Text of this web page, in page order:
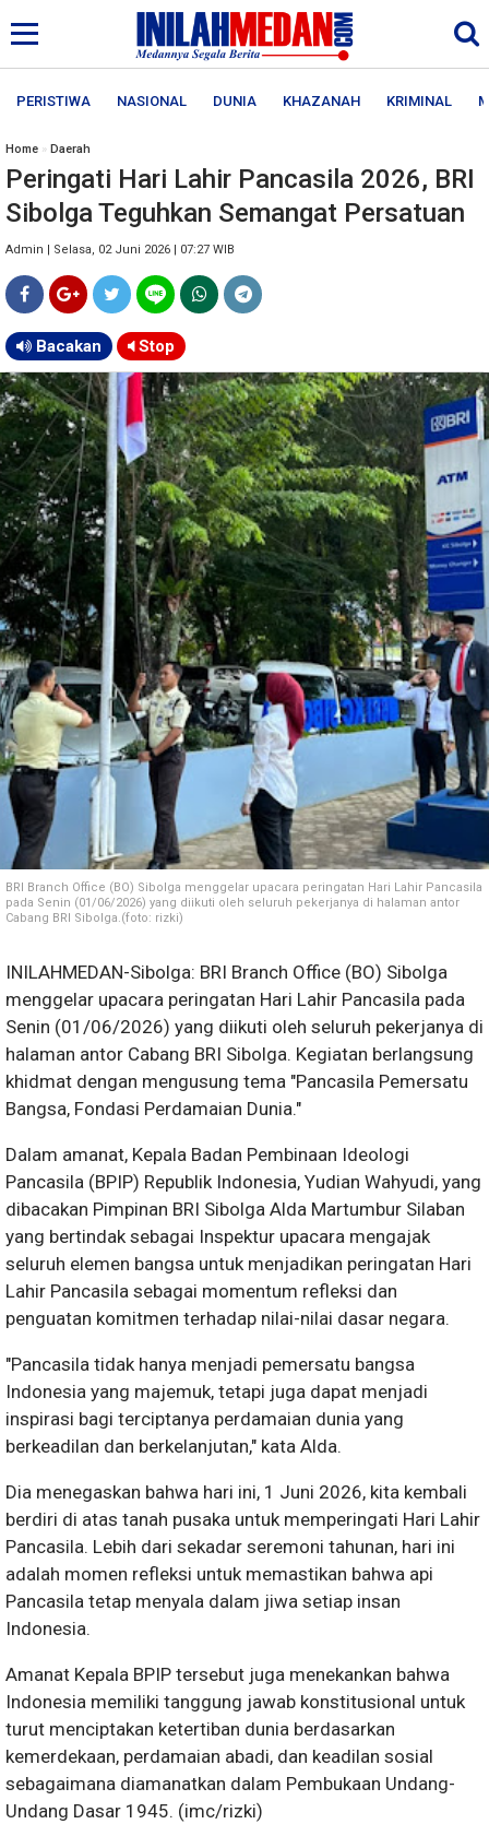
PERISTIWA NASIONAL DUNIA KHAZANAH KRIMINAL
Home » Daerah
Peringati Hari Lahir Pancasila 2026, BRI
Sibolga Teguhkan Semangat Persatuan
Admin | Selasa, 02 Juni 2026 | 07:27 WIB
Bacakan Stop
BRI Branch Office (BO) Sibolga menggelar upacara peringatan Hari Lahir Pancasila
pada Senin (01/06/2026) yang diikuti oleh seluruh pekerjanya di halaman antor
Cabang BRI Sibolga.(foto: rizki)
INILAHMEDAN-Sibolga: BRI Branch Office (BO) Sibolga
menggelar upacara peringatan Hari Lahir Pancasila pada
Senin (01/06/2026) yang diikuti oleh seluruh pekerjanya di
halaman antor Cabang BRI Sibolga. Kegiatan berlangsung
khidmat dengan mengusung tema "Pancasila Pemersatu
Bangsa, Fondasi Perdamaian Dunia."
Dalam amanat, Kepala Badan Pembinaan Ideologi
Pancasila (BPIP) Republik Indonesia, Yudian Wahyudi, yang
dibacakan Pimpinan BRI Sibolga Alda Martumbur Silaban
yang bertindak sebagai Inspektur upacara mengajak
seluruh elemen bangsa untuk menjadikan peringatan Hari
Lahir Pancasila sebagai momentum refleksi dan
penguatan komitmen terhadap nilai-nilai dasar negara.
"Pancasila tidak hanya menjadi pemersatu bangsa
Indonesia yang majemuk, tetapi juga dapat menjadi
inspirasi bagi terciptanya perdamaian dunia yang
berkeadilan dan berkelanjutan," kata Alda.
Dia menegaskan bahwa hari ini, 1 Juni 2026, kita kembali
berdiri di atas tanah pusaka untuk memperingati Hari Lahir
Pancasila. Lebih dari sekadar seremoni tahunan, hari ini
adalah momen refleksi untuk memastikan bahwa api
Pancasila tetap menyala dalam jiwa setiap insan
Indonesia.
Amanat Kepala BPIP tersebut juga menekankan bahwa
Indonesia memiliki tanggung jawab konstitusional untuk
turut menciptakan ketertiban dunia berdasarkan
kemerdekaan, perdamaian abadi, dan keadilan sosial
sebagaimana diamanatkan dalam Pembukaan Undang-
Undang Dasar 1945. (imc/rizki)